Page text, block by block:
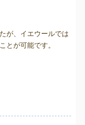
が、イエウールでは
とが可能です。